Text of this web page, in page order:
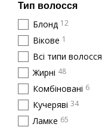
Тип волосся
Блонд 12
Вікове 1
Всі типи волосся
Жирні 48
Комбіновані 6
Кучеряві 34
Ламке 65